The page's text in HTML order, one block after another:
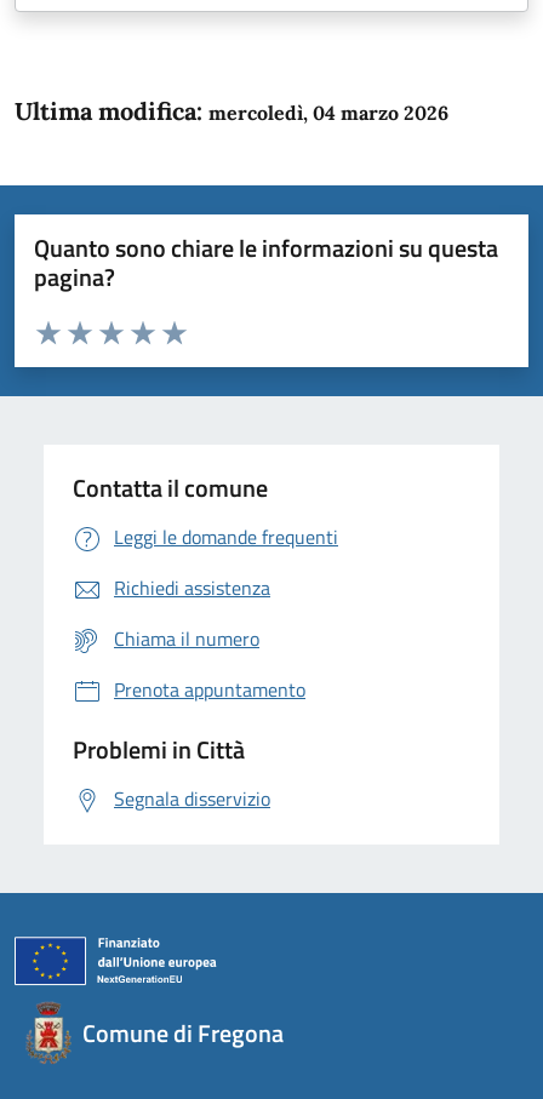
Ultima modifica: mercoledì, 04 marzo 2026
Quanto sono chiare le informazioni su questa
pagina?
Domanda
Valuta da 1 a 5 stelle la pagina
Valuta 5 stelle su 5
Valuta 4 stelle su 5
Valuta 3 stelle su 5
Valuta 2 stelle su 5
Valuta 1 stelle su 5
Contatta il comune
Leggi le domande frequenti
Richiedi assistenza
Chiama il numero
Prenota appuntamento
Problemi in Città
Segnala disservizio
Comune di Fregona